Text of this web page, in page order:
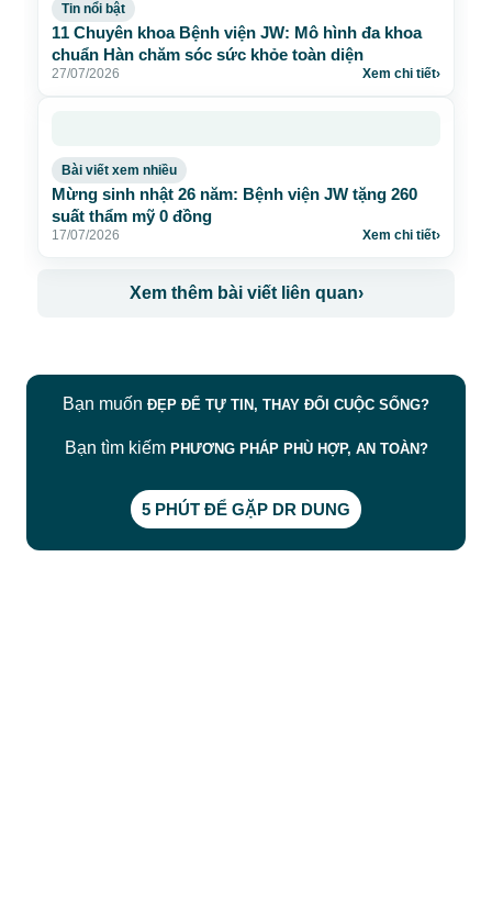
Tin nổi bật
11 Chuyên khoa Bệnh viện JW: Mô hình đa khoa
chuẩn Hàn chăm sóc sức khỏe toàn diện
27/07/2026 Xem chi tiết›
Bài viết xem nhiều
Mừng sinh nhật 26 năm: Bệnh viện JW tặng 260
suất thẩm mỹ 0 đồng
17/07/2026 Xem chi tiết›
Xem thêm bài viết liên quan›
Bạn muốn ĐẸP ĐỂ TỰ TIN, THAY ĐỔI CUỘC SỐNG?
Bạn tìm kiếm PHƯƠNG PHÁP PHÙ HỢP, AN TOÀN?
5 PHÚT ĐỂ GẶP DR DUNG